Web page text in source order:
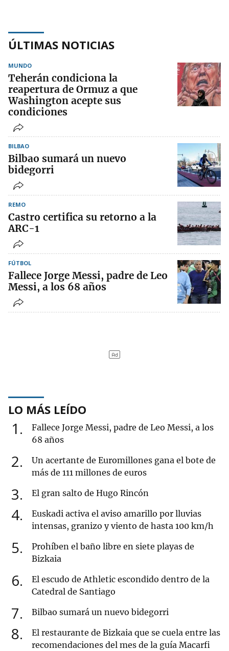
ÚLTIMAS NOTICIAS
MUNDO
Teherán condiciona la
reapertura de Ormuz a que
Washington acepte sus
condiciones
BILBAO
Bilbao sumará un nuevo
bidegorri
REMO
Castro certifica su retorno a la
ARC-1
FÚTBOL
Fallece Jorge Messi, padre de Leo
Messi, a los 68 años
LO MÁS LEÍDO
1
Fallece Jorge Messi, padre de Leo Messi, a los
68 años
2
Un acertante de Euromillones gana el bote de
más de 111 millones de euros
3 El gran salto de Hugo Rincón
4
Euskadi activa el aviso amarillo por lluvias
intensas, granizo y viento de hasta 100 km/h
5
Prohíben el baño libre en siete playas de
Bizkaia
6
El escudo de Athletic escondido dentro de la
Catedral de Santiago
7 Bilbao sumará un nuevo bidegorri
8
El restaurante de Bizkaia que se cuela entre las
recomendaciones del mes de la guía Macarfi